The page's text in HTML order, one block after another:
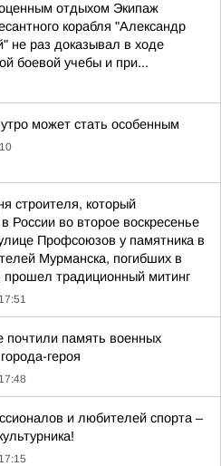
отдыхом Экипаж
корабля "Александр
не раз доказывал в ходе
боевой учебы и при...
может стать особенным
строителя, который
России во второе воскресенье
Профсоюзов у памятника в
Мурманска, погибших в
прошел традиционный митинг
почтили память военных
героя
и любителей спорта –